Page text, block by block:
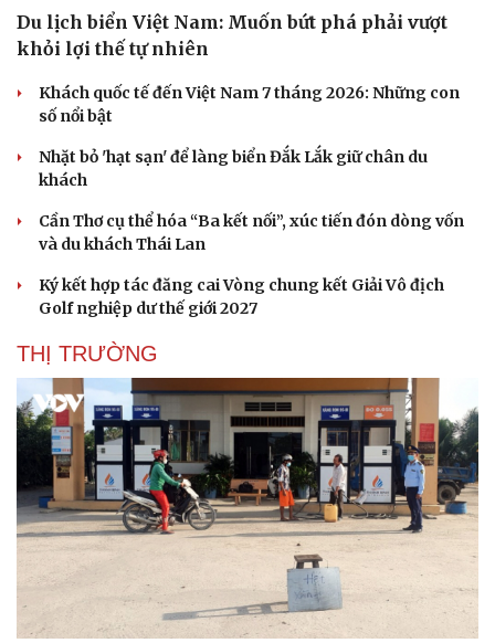
Du lịch
Tư vấn
check-in
Podcast
Cửa sổ tình yêu
Du lịch biển Việt Nam: Muốn bứt phá phải vượt
khỏi lợi thế tự nhiên
Khách quốc tế đến Việt Nam 7 tháng 2026: Những con
số nổi bật
Nhặt bỏ 'hạt sạn' để làng biển Đắk Lắk giữ chân du
khách
Cần Thơ cụ thể hóa “Ba kết nối”, xúc tiến đón dòng vốn
và du khách Thái Lan
Ký kết hợp tác đăng cai Vòng chung kết Giải Vô địch
Golf nghiệp dư thế giới 2027
THỊ TRƯỜNG